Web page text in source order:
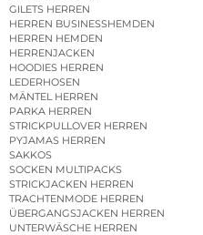
GILETS HERREN
HERREN BUSINESSHEMDEN
HERREN HEMDEN
HERRENJACKEN
HOODIES HERREN
LEDERHOSEN
MÄNTEL HERREN
PARKA HERREN
STRICKPULLOVER HERREN
PYJAMAS HERREN
SAKKOS
SOCKEN MULTIPACKS
STRICKJACKEN HERREN
TRACHTENMODE HERREN
ÜBERGANGSJACKEN HERREN
UNTERWÄSCHE HERREN